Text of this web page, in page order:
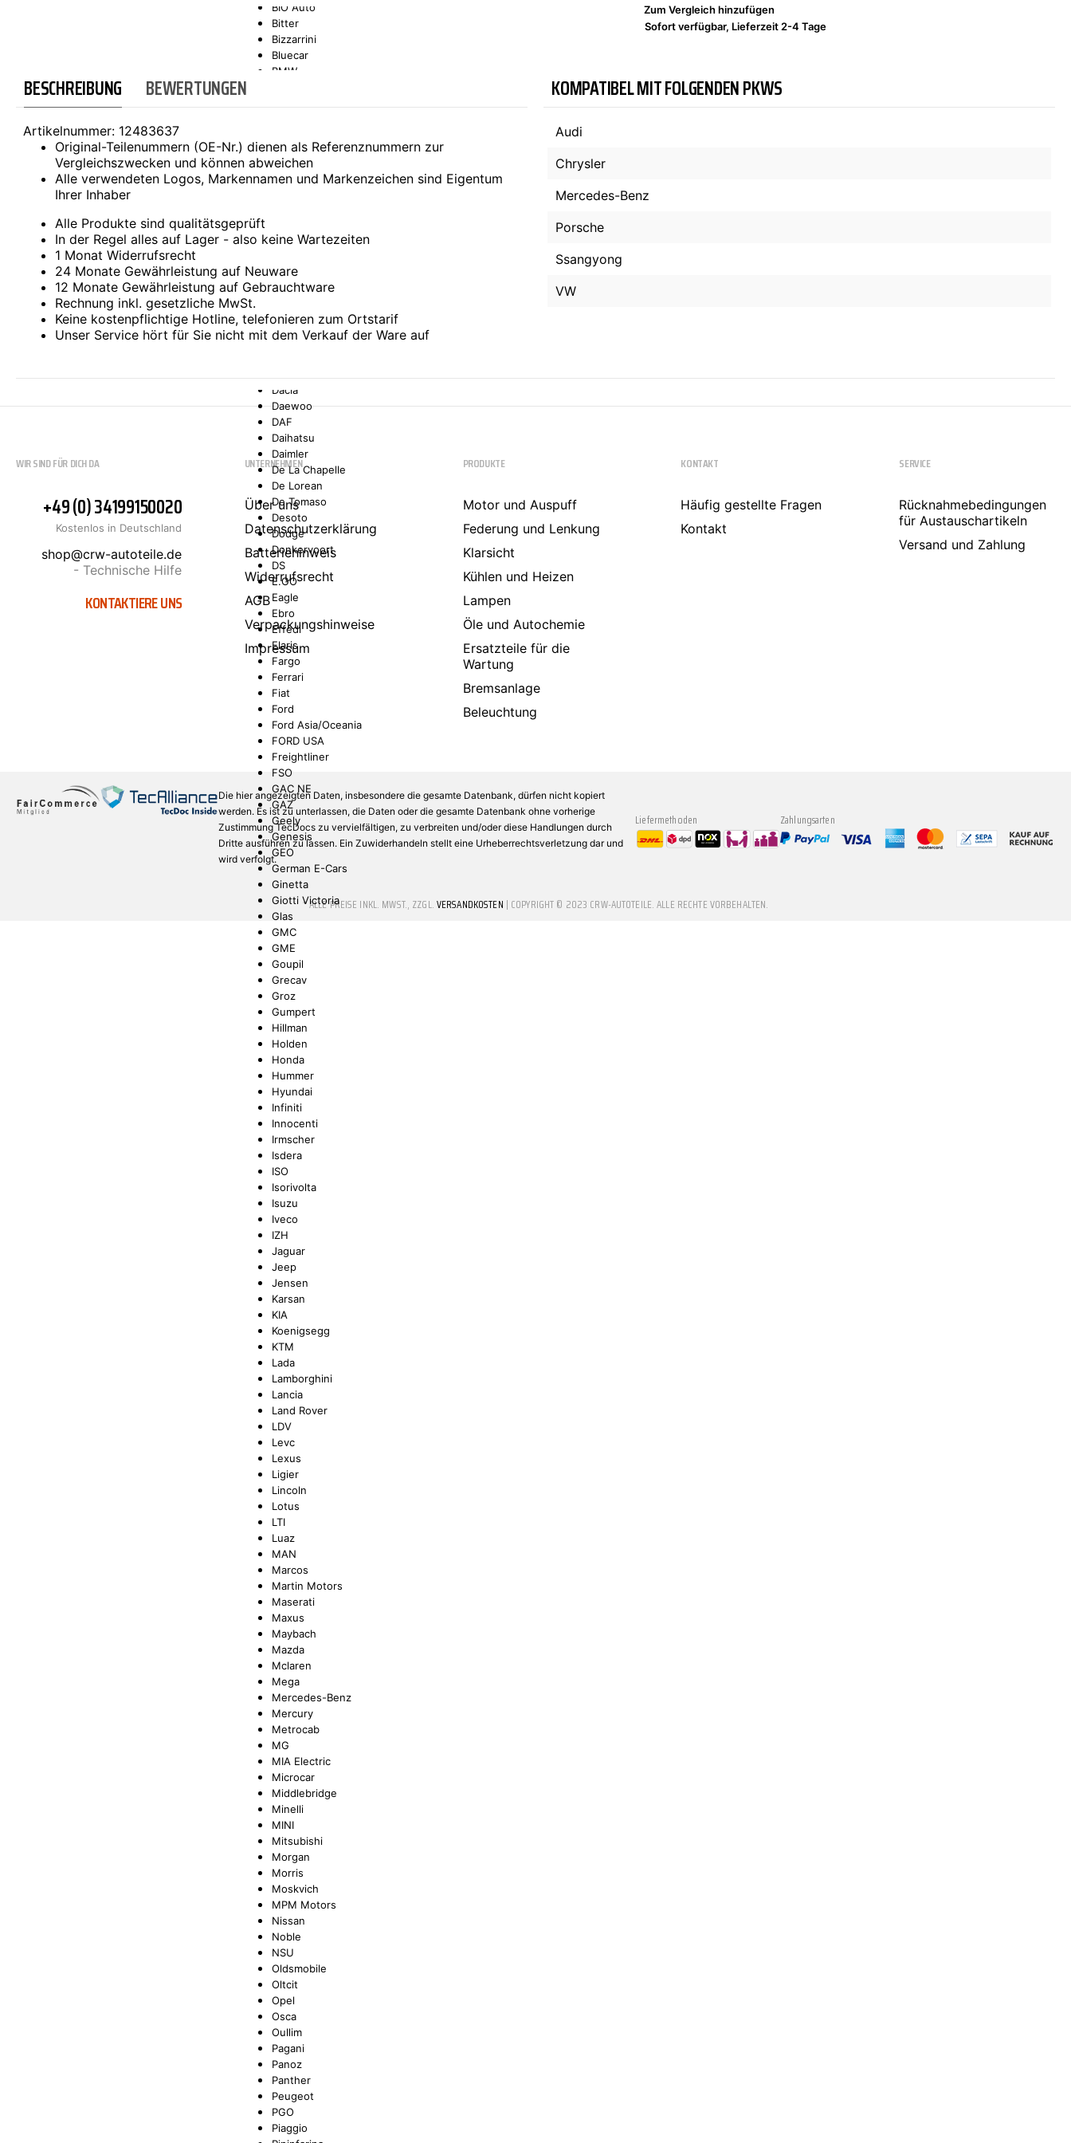
SONAX
BIO Auto
Bitter
Bizzarrini
Bluecar
BMW
Bugatti
Buick
Cadillac
Caterham
Chatenet
Checker
Chrysler
Citroën
Dacia
Daewoo
DAF
Daihatsu
Daimler
De La Chapelle
De Lorean
De Tomaso
Desoto
Dodge
Donkervoort
DS
E.GO
Eagle
Ebro
Effedi
Elaris
Fargo
Ferrari
Fiat
Ford
Ford Asia/Oceania
FORD USA
Freightliner
FSO
GAC NE
GAZ
Geely
Genesis
GEO
German E-Cars
Ginetta
Giotti Victoria
Glas
GMC
GME
Goupil
Grecav
Groz
Gumpert
Hillman
Holden
Honda
Hummer
Hyundai
Infiniti
Innocenti
Irmscher
Isdera
ISO
Isorivolta
Isuzu
Iveco
IZH
Jaguar
Jeep
Jensen
Karsan
KIA
Koenigsegg
KTM
Lada
Lamborghini
Lancia
Land Rover
LDV
Levc
Lexus
Ligier
Lincoln
Lotus
LTI
Luaz
MAN
Marcos
Martin Motors
Maserati
Maxus
Maybach
Mazda
Mclaren
Mega
Mercedes-Benz
Mercury
Metrocab
MG
MIA Electric
Microcar
Middlebridge
Minelli
MINI
Mitsubishi
Morgan
Morris
Moskvich
MPM Motors
Nissan
Noble
NSU
Oldsmobile
Oltcit
Opel
Osca
Oullim
Pagani
Panoz
Panther
Peugeot
PGO
Piaggio
Zum Vergleich hinzufügen
Sofort verfügbar, Lieferzeit 2-4 Tage
BESCHREIBUNG BEWERTUNGEN
Artikelnummer: 12483637
Original-Teilenummern (OE-Nr.) dienen als Referenznummern zur
Vergleichszwecken und können abweichen
Alle verwendeten Logos, Markennamen und Markenzeichen sind Eigentum
Ihrer Inhaber
Alle Produkte sind qualitätsgeprüft
In der Regel alles auf Lager - also keine Wartezeiten
1 Monat Widerrufsrecht
24 Monate Gewährleistung auf Neuware
12 Monate Gewährleistung auf Gebrauchtware
Rechnung inkl. gesetzliche MwSt.
Keine kostenpflichtige Hotline, telefonieren zum Ortstarif
Unser Service hört für Sie nicht mit dem Verkauf der Ware auf
KOMPATIBEL MIT FOLGENDEN PKWS
Audi
Chrysler
Mercedes-Benz
Porsche
Ssangyong
VW
WIR SIND FÜR DICH DA
+49 (0) 34199150020
Kostenlos in Deutschland
shop@crw-autoteile.de
- Technische Hilfe
KONTAKTIERE UNS
UNTERNEHMEN
Über uns
Datenschutzerklärung
Batteriehinweis
Widerrufsrecht
AGB
Verpackungshinweise
Impressum
PRODUKTE
Motor und Auspuff
Federung und Lenkung
Klarsicht
Kühlen und Heizen
Lampen
Öle und Autochemie
Ersatzteile für die
Wartung
Bremsanlage
Beleuchtung
KONTAKT
Häufig gestellte Fragen
Kontakt
SERVICE
Rücknahmebedingungen
für Austauschartikeln
Versand und Zahlung
Die hier angezeigten Daten, insbesondere die gesamte Datenbank, dürfen nicht kopiert
werden. Es ist zu unterlassen, die Daten oder die gesamte Datenbank ohne vorherige
Zustimmung TecDocs zu vervielfältigen, zu verbreiten und/oder diese Handlungen durch
Dritte ausführen zu lassen. Ein Zuwiderhandeln stellt eine Urheberrechtsverletzung dar und
wird verfolgt.
Liefermethoden Zahlungsarten
* ALLE PREISE INKL. MWST., ZZGL.VERSANDKOSTEN | COPYRIGHT © 2023 CRW-AUTOTEILE. ALLE RECHTE VORBEHALTEN.